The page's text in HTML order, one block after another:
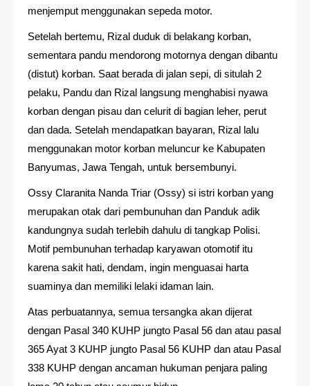
menjemput menggunakan sepeda motor.
Setelah bertemu, Rizal duduk di belakang korban,
sementara pandu mendorong motornya dengan dibantu
(distut) korban. Saat berada di jalan sepi, di situlah 2
pelaku, Pandu dan Rizal langsung menghabisi nyawa
korban dengan pisau dan celurit di bagian leher, perut
dan dada. Setelah mendapatkan bayaran, Rizal lalu
menggunakan motor korban meluncur ke Kabupaten
Banyumas, Jawa Tengah, untuk bersembunyi.
Ossy Claranita Nanda Triar (Ossy) si istri korban yang
merupakan otak dari pembunuhan dan Panduk adik
kandungnya sudah terlebih dahulu di tangkap Polisi.
Motif pembunuhan terhadap karyawan otomotif itu
karena sakit hati, dendam, ingin menguasai harta
suaminya dan memiliki lelaki idaman lain.
Atas perbuatannya, semua tersangka akan dijerat
dengan Pasal 340 KUHP jungto Pasal 56 dan atau pasal
365 Ayat 3 KUHP jungto Pasal 56 KUHP dan atau Pasal
338 KUHP dengan ancaman hukuman penjara paling